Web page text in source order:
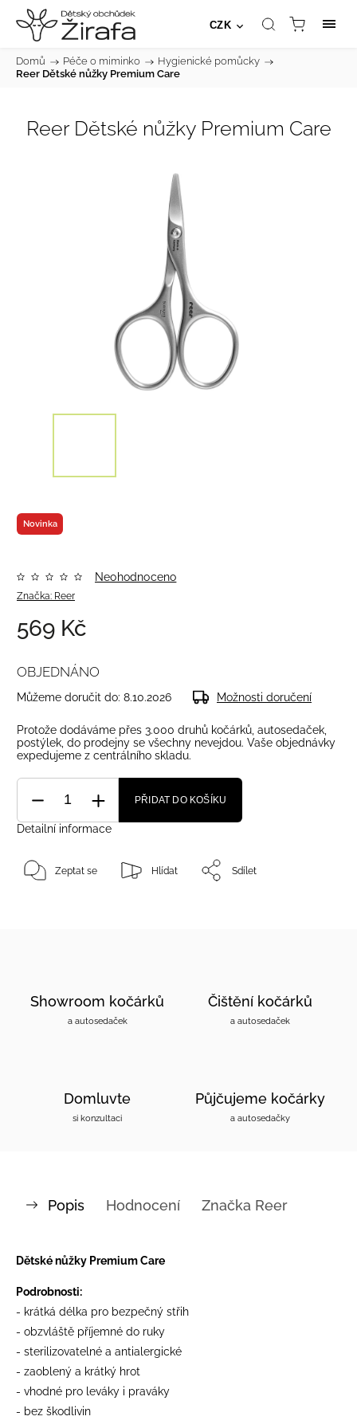
CZK
Domů / Péče o miminko / Hygienické pomůcky /
Reer Dětské nůžky Premium Care
Reer Dětské nůžky Premium Care
Novinka
Značka: Reer
Neohodnoceno
569 Kč
OBJEDNÁNO
Můžeme doručit do: 8.10.2026 Možnosti doručení
Protože dodáváme přes 3.000 druhů kočárků, autosedaček,
postýlek, do prodejny se všechny nevejdou. Vaše objednávky
expedujeme z centrálního skladu.
PŘIDAT DO KOŠÍKU
Detailní informace
Zeptat se Hlídat Sdílet
Showroom kočárků
a autosedaček
Čištění kočárků
a autosedaček
Domluvte
si konzultaci
Půjčujeme kočárky
a autosedačky
Popis Hodnocení Značka Reer
Dětské nůžky Premium Care
Podrobnosti:
- krátká délka pro bezpečný střih
- obzvláště příjemné do ruky
- sterilizovatelné a antialergické
- zaoblený a krátký hrot
- vhodné pro leváky i praváky
- bez škodlivin